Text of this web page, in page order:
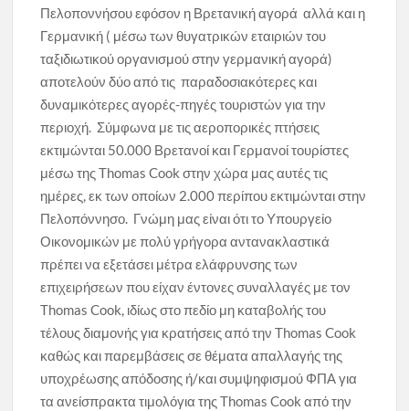
Πελοποννήσου εφόσον η Βρετανική αγορά αλλά και η
Γερμανική ( μέσω των θυγατρικών εταιριών του
ταξιδιωτικού οργανισμού στην γερμανική αγορά)
αποτελούν δύο από τις παραδοσιακότερες και
δυναμικότερες αγορές-πηγές τουριστών για την
περιοχή. Σύμφωνα με τις αεροπορικές πτήσεις
εκτιμώνται 50.000 Βρετανοί και Γερμανοί τουρίστες
μέσω της Thomas Cook στην χώρα μας αυτές τις
ημέρες, εκ των οποίων 2.000 περίπου εκτιμώνται στην
Πελοπόννησο. Γνώμη μας είναι ότι το Υπουργείο
Οικονομικών με πολύ γρήγορα αντανακλαστικά
πρέπει να εξετάσει μέτρα ελάφρυνσης των
επιχειρήσεων που είχαν έντονες συναλλαγές με τον
Thomas Cook, ιδίως στο πεδίο μη καταβολής του
τέλους διαμονής για κρατήσεις από την Thomas Cook
καθώς και παρεμβάσεις σε θέματα απαλλαγής της
υποχρέωσης απόδοσης ή/και συμψηφισμού ΦΠΑ για
τα ανείσπρακτα τιμολόγια της Thomas Cook από την